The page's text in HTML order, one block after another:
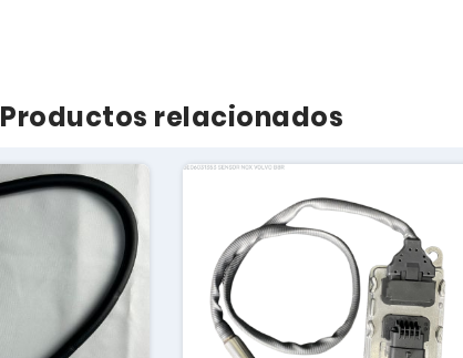
Productos relacionados